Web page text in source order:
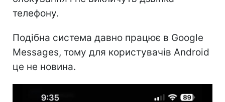
телефону.
Подібна система давно працює в Google
Messages, тому для користувачів Android
це не новина.